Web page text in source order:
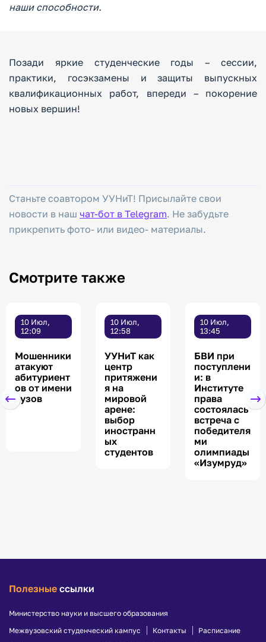
наши способности.
Позади яркие студенческие годы – сессии,
практики, госэкзамены и защиты выпускных
квалификационных работ, впереди – покорение
новых вершин!
Станьте соавтором УУНиТ! Присылайте свои
новости в наш чат-бот в Telegram. Не забудьте
прикрепить фото- или видео- материалы.
Смотрите также
10 Июл,
12:09
Мошенники
атакуют
абитуриент
ов от имени
вузов
10 Июл,
12:58
УУНиТ как
центр
притяжени
я на
мировой
арене:
выбор
иностранн
ых
студентов
10 Июл,
13:45
БВИ при
поступлени
и: в
Институте
права
состоялась
встреча с
победителя
ми
олимпиады
«Изумруд»
Полезные ссылки
Министерство науки и высшего образования
Межвузовский студенческий кампус
Контакты
Расписание